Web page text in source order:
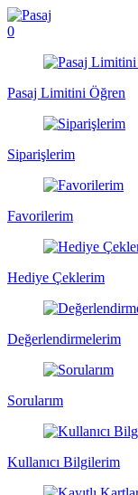
0
Pasaj Limitini Öğren
Siparişlerim
Favorilerim
Hediye Çeklerim
Değerlendirmelerim
Sorularım
Kullanıcı Bilgilerim